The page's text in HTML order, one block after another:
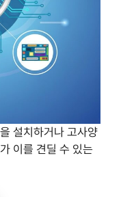
설치하거나 고사양
이를 견딜 수 있는